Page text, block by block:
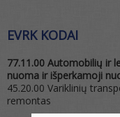
EVRK KODAI
77.11.00 Automobilių ir
nuoma ir išperkamoji
45.20.00 Variklinių
remontas